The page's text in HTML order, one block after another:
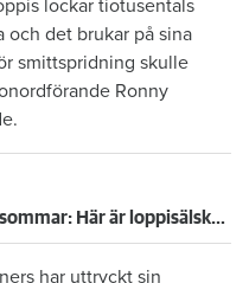
lockar tiotusentals
och det brukar på sina
smittspridning skulle
Ronny
Redo för en fyndig sommar: Här är loppisälskarnas allra bästa tips
har uttryckt sin